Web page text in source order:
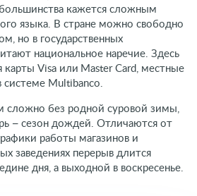
кажется сложным
языка. В стране можно свободно
но в государственных
национальное наречие. Здесь
карты Visa или Master Card, местные
Multibanco.
сложно без родной суровой зимы,
– сезон дождей. Отличаются от
работы магазинов и
заведениях перерыв длится
дня, а выходной в воскресенье.